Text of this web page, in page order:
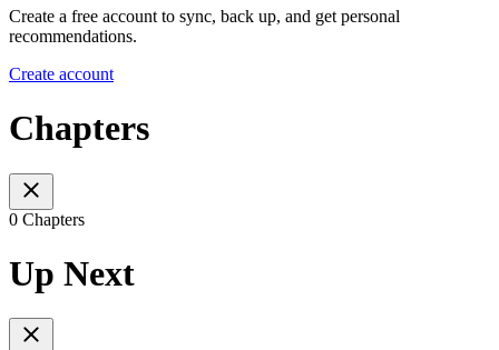
Create a free account to sync, back up, and get personal
recommendations.
Create account
Chapters
0 Chapters
Up Next